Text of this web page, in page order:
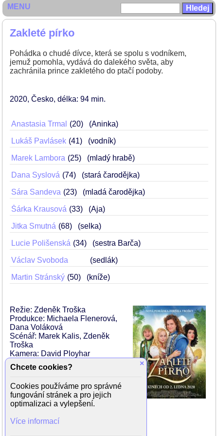
Zakleté pírko
Pohádka o chudé dívce, která se spolu s vodníkem,
jemuž pomohla, vydává do dalekého světa, aby
zachránila prince zakletého do ptačí podoby.
2020 Česko délka: 94 min
Anastasia Trmal 20 (Aninka)
Lukáš Pavlásek 41 (vodník)
Marek Lambora 25 (mladý hrabě)
Dana Syslová 74 (stará čarodějka)
Sára Sandeva 23 (mladá čarodějka)
Šárka Krausová 33 (Aja)
Jitka Smutná 68 (selka)
Lucie Polišenská 34 (sestra Barča)
Václav Svoboda (sedlák)
Martin Stránský 50 (kníže)
Režie: Zdeněk Troška
Produkce: Michaela Flenerová,
Dana Voláková
Scénář: Marek Kalis, Zdeněk
Troška
Kamera: David Ployhar
Hudba: Miloš Krkoška
Anastázie Chocholatá (Aninka)
Lukáš Pavlásek (vodník)
Marek Lambora (mladý hrabě)
Sára Sandeva (mladá čarodějka)
MENU
×
Chcete cookies?
Cookies používáme pro správné
fungování stránek a pro jejich
optimalizaci a vylepšení.
Více informací